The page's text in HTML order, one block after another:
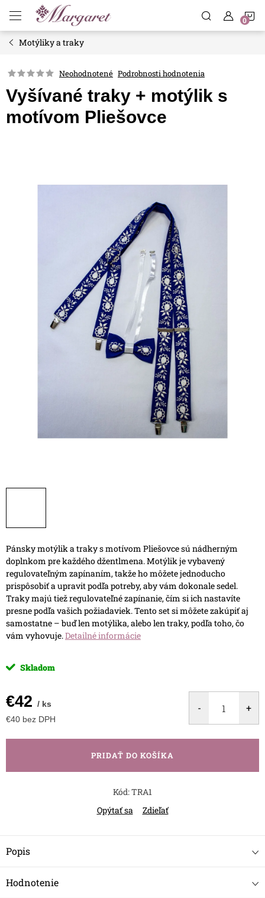
obsah
Motýliky a traky
Neohodnotené Podrobnosti hodnotenia
Vyšívané traky + motýlik s
motívom Pliešovce
Pánsky motýlik a traky s motívom Pliešovce sú nádherným
doplnkom pre každého džentlmena.Motýlik je vybavený
regulovateľným zapínaním, takže ho môžete jednoducho
prispôsobiť a upravit podľa potreby, aby vám dokonale sedel.
Traky majú tiež regulovateľné zapínanie, čím si ich nastavíte
presne podľa vašich požiadaviek.Tento set si môžete zakúpiť aj
samostatne – buď len motýlika, alebo len traky, podľa toho, čo
vám vyhovuje.Detailné informácie
Skladom
€42 / ks
€40 bez DPH
PRIDAŤ DO KOŠÍKA
Kód:TRA1
Opýtať sa
Zdieľať
Popis
Hodnotenie